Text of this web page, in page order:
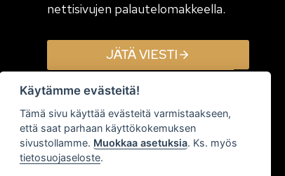
nettisivujen palautelomakkeella.
JÄTÄ VIESTI
Käytämme evästeitä!
Tämä sivu käyttää evästeitä varmistaakseen,
että saat parhaan käyttökokemuksen
sivustollamme. Muokkaa asetuksia. Ks. myös
tietosuojaseloste.